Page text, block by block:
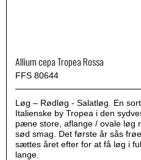
Allium cepa Tropea Rossa
FFS 80644
Løg – Rødløg - Salatløg. En
Italienske by Tropea i den
pæne store, aflange / ovale løg
sød smag. Det første år sås
sættes året efter for at få løg i
lange.